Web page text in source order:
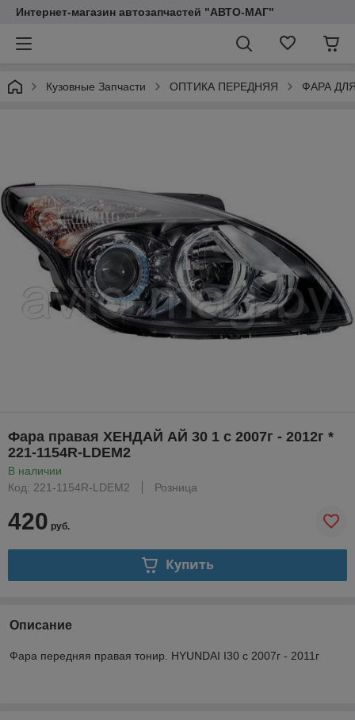
Интернет-магазин автозапчастей "АВТО-МАГ"
Кузовные Запчасти ОПТИКА ПЕРЕДНЯЯ ФАРА
Фара правая ХЕНДАЙ АЙ 30 1 с 2007г - 2012г *
221-1154R-LDEM2
В наличии
Код: 221-1154R-LDEM2
Розница
420 руб.
Купить
Описание
Фара передняя правая тонир. HYUNDAI I30 с 2007г - 2011г